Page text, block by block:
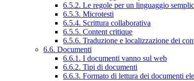
6.5.2. Le regole per un linguaggio
6.5.3. Microtesti
6.5.4. Scrittura collaborativa
6.5.5. Content critique
6.5.6. Traduzione e localizzazione dei
6.6. Documenti
6.6.1. I documenti vanno sul web
6.6.2. Tipi di documenti
6.6.3. Formato di lettura dei documenti